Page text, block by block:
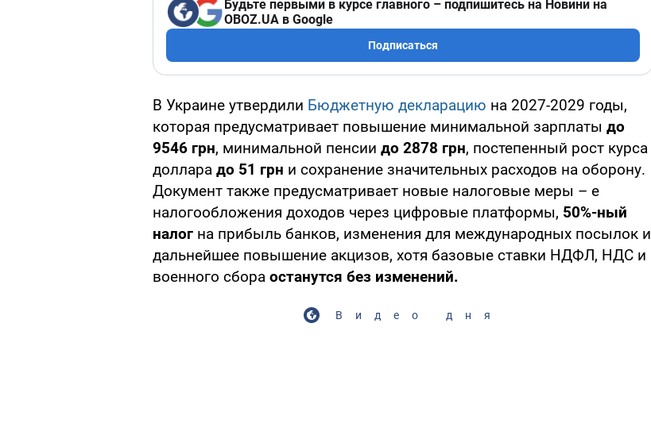
Будьте первыми в курсе главного – подпишитесь на Новини на
OBOZ.UA в Google
Подписаться
В Украине утвердили Бюджетную декларацию на 2027-2029 годы,
которая предусматривает повышение минимальной зарплаты до
9546 грн, минимальной пенсии до 2878 грн, постепенный рост курса
доллара до 51 грн и сохранение значительных расходов на оборону.
Документ также предусматривает новые налоговые меры – е
налогообложения доходов через цифровые платформы, 50%-ный
налог на прибыль банков, изменения для международных посылок и
дальнейшее повышение акцизов, хотя базовые ставки НДФЛ, НДС и
военного сбора останутся без изменений.
Видео дня